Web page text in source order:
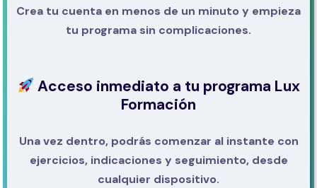
Crea tu cuenta en menos de un minuto y empieza
tu programa sin complicaciones.
Acceso inmediato a tu programa Lux
Formación
Una vez dentro, podrás comenzar al instante con
ejercicios, indicaciones y seguimiento, desde
cualquier dispositivo.